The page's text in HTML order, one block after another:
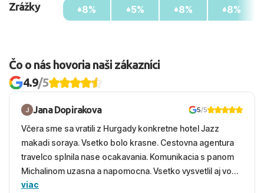
Zrážky
8%
5%
8%
8%
Čo o nás hovoria naši zákazníci
4.9/5
Jana Dopirakova 5/5
Včera sme sa vratili z Hurgady konkretne hotel Jazz
makadi soraya. Vsetko bolo krasne. Cestovna agentura
travelco splnila nase ocakavania. Komunikacia s panom
Michalinom uzasna a napomocna. Vsetko vysvetlil aj vo
vecernych hodinach zaco sa ospravedlnujem. Hotel
viac